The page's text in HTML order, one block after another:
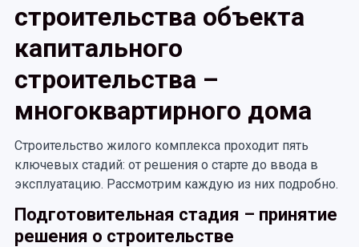
строительства объекта
капитального
строительства –
многоквартирного дома
Строительство жилого комплекса проходит пять
ключевых стадий: от решения о старте до ввода в
эксплуатацию. Рассмотрим каждую из них подробно.
Подготовительная стадия – принятие
решения о строительстве